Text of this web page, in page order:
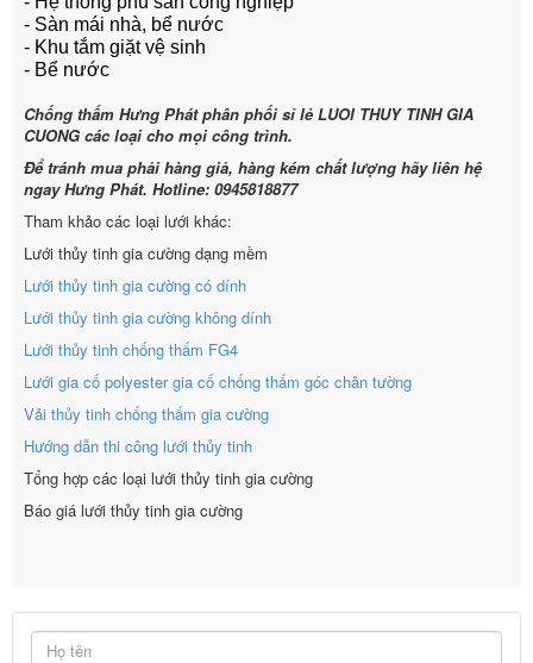
- Sàn mái nhà, bể nước
- Khu tắm giặt vệ sinh
- Bể nước
Chống thấm Hưng Phát phân phối sỉ lẻ LUOI THUY TINH GIA
CUONG các loại cho mọi công trình.
Để tránh mua phải hàng giả, hàng kém chất lượng hãy liên hệ
ngay Hưng Phát. Hotline: 0945818877
Tham khảo các loại lưới khác:
Lưới thủy tinh gia cường dạng mềm
Lưới thủy tinh gia cường có dính
Lưới thủy tinh gia cường không dính
Lưới thủy tinh chống thấm FG4
Lưới gia cố polyester gia cố chống thấm góc chân tường
Vải thủy tinh chống thấm gia cường
Hướng dẫn thi công lưới thủy tinh
Tổng hợp các loại lưới thủy tinh gia cường
Báo giá lưới thủy tinh gia cường